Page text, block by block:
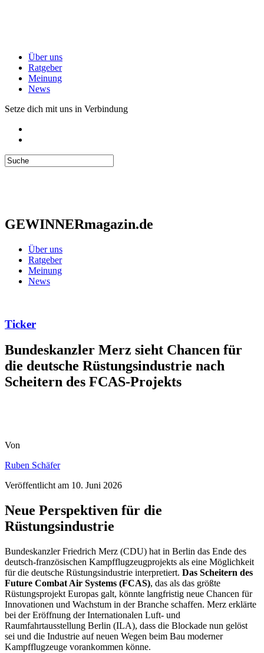
Über uns
Ratgeber
Meinung
News
Setze dich mit uns in Verbindung
GEWINNERmagazin.de
Über uns
Ratgeber
Meinung
News
Ticker
Bundeskanzler Merz sieht Chancen für
die deutsche Rüstungsindustrie nach
Scheitern des FCAS-Projekts
Von
Ruben Schäfer
Veröffentlicht am 10. Juni 2026
Neue Perspektiven für die
Rüstungsindustrie
Bundeskanzler Friedrich Merz (CDU) hat in Berlin das Ende des
deutsch-französischen Kampfflugzeugprojekts als eine Möglichkeit
für die deutsche Rüstungsindustrie interpretiert. Das Scheitern des
Future Combat Air Systems (FCAS), das als das größte
Rüstungsprojekt Europas galt, könnte langfristig neue Chancen für
Innovationen und Wachstum in der Branche schaffen. Merz erklärte
bei der Eröffnung der Internationalen Luft- und
Raumfahrtausstellung Berlin (ILA), dass die Blockade nun gelöst
sei und die Industrie auf neuen Wegen beim Bau moderner
Kampfflugzeuge vorankommen könne.